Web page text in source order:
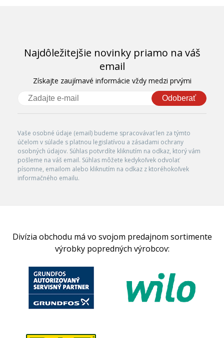
Najdôležitejšie novinky priamo na váš
email
Získajte zaujímavé informácie vždy medzi prvými
Odoberať
Vaše osobné údaje (email) budeme spracovávať len za týmto
účelom v súlade s platnou legislatívou a zásadami ochrany
osobných údajov. Súhlas potvrdíte kliknutím na odkaz, ktorý vám
pošleme na váš email. Súhlas môžete kedykoľvek odvolať
písomne, emailom alebo kliknutím na odkaz z ktoréhokoľvek
informačného emailu.
Divízia obchodu má vo svojom predajnom sortimente
výrobky popredných výrobcov: